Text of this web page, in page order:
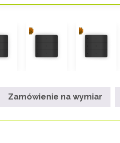
Zamówienie na wymiar